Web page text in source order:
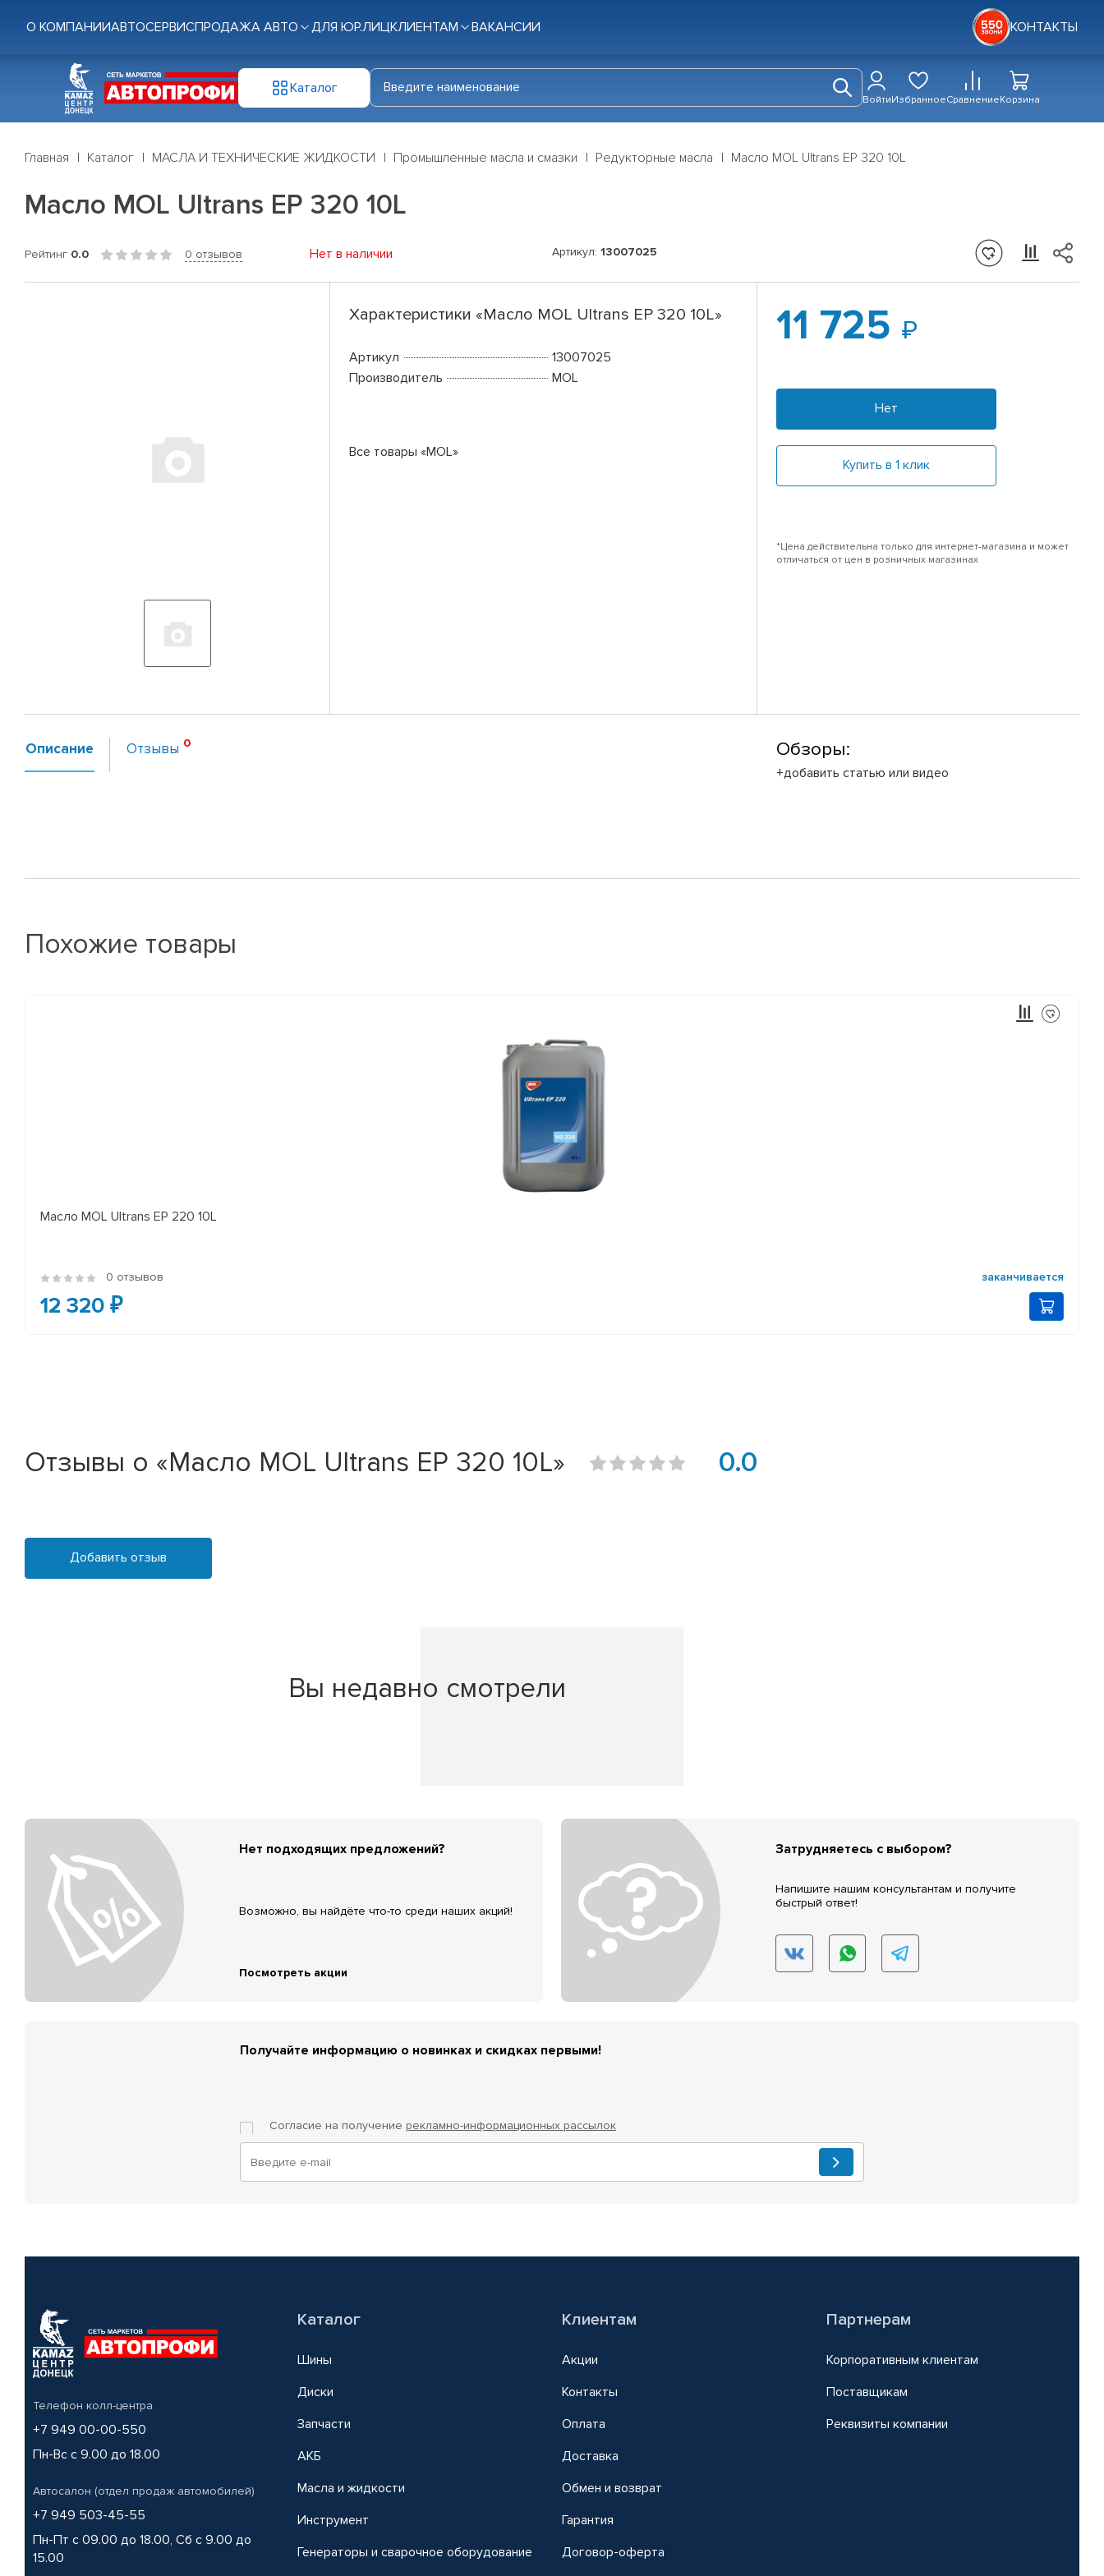
О КОМПАНИИАВТОСЕРВИСПРОДАЖА АВТО ДЛЯ ЮР.ЛИЦКЛИЕНТАМ ВАКАНСИИ КОНТАКТЫ
Каталог
ВойтиИзбранноеСравнениеКорзина
Главная Каталог МАСЛА И ТЕХНИЧЕСКИЕ ЖИДКОСТИ Промышленные масла и смазки Редукторные масла Масло MOL Ultrans EP 320 10L
Масло MOL Ultrans EP 320 10L
Рейтинг 0.0 0 отзывов Нет в наличии Артикул: 13007025
Характеристики «Масло MOL Ultrans EP 320 10L»
Артикул
13007025
Производитель
MOL
Все товары «MOL»
11 725
Нет
Купить в 1 клик
*Цена действительна только для интернет-магазина и может
отличаться от цен в розничных магазинах
Описание Отзывы Обзоры:
+добавить статью или видео
Похожие товары
Масло MOL Ultrans EP 220 10L
0 отзывов заканчивается
12 320 ₽
Отзывы о «Масло MOL Ultrans EP 320 10L» 0.0
Добавить отзыв
Вы недавно смотрели
Нет подходящих предложений?
Возможно, вы найдёте что-то среди наших акций!
Посмотреть акции
Затрудняетесь с выбором?
Напишите нашим консультантам и получите
быстрый ответ!
Получайте информацию о новинках и скидках первыми!
Согласие на получение рекламно-информационных рассылок
Телефон колл-центра
+7 949 00-00-550
Пн-Вс с 9.00 до 18.00
Автосалон (отдел продаж автомобилей)
+7 949 503-45-55
Пн-Пт с 09.00 до 18.00, Сб с 9.00 до
15.00
Каталог
Шины
Диски
Запчасти
АКБ
Масла и жидкости
Инструмент
Генераторы и сварочное оборудование
Клиентам
Акции
Контакты
Оплата
Доставка
Обмен и возврат
Гарантия
Договор-оферта
Партнерам
Корпоративным клиентам
Поставщикам
Реквизиты компании